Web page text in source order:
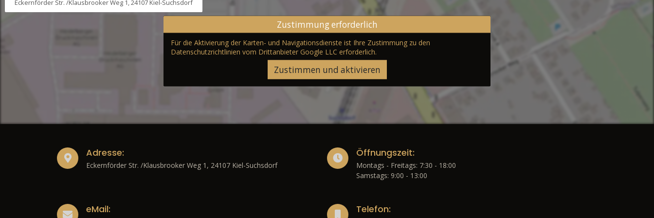
Eckernförder Str. /Klausbrooker Weg 1, 24107 Kiel-Suchsdorf
Zustimmung erforderlich
Für die Aktivierung der Karten- und Navigationsdienste ist Ihre Zustimmung zu den
Datenschutzrichtlinien vom Drittanbieter Google LLC erforderlich.
Zustimmen und aktivieren
Adresse:
Eckernförder Str. /Klausbrooker Weg 1, 24107 Kiel-Suchsdorf
Öffnungszeit:
Montags - Freitags: 7:30 - 18:00
Samstags: 9:00 - 13:00
eMail: Telefon: